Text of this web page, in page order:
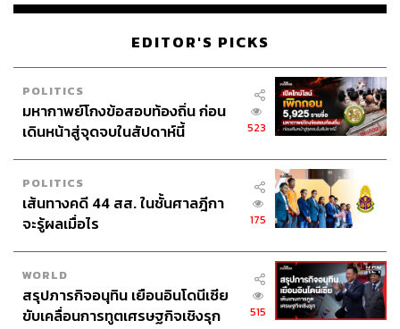
EDITOR'S PICKS
POLITICS
มหากาพย์โกงข้อสอบท้องถิ่น ก่อน
เดินหน้าสู่จุดจบในสัปดาห์นี้
523
POLITICS
เส้นทางคดี 44 สส. ในชั้นศาลฎีกา
จะรู้ผลเมื่อไร
175
WORLD
สรุปภารกิจอนุทิน เยือนอินโดนีเซีย
ขับเคลื่อนการทูตเศรษฐกิจเชิงรุก
515